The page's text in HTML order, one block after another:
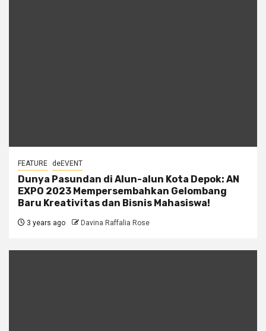
FEATURE deEVENT
Dunya Pasundan di Alun-alun Kota Depok: AN
EXPO 2023 Mempersembahkan Gelombang
Baru Kreativitas dan Bisnis Mahasiswa!
3 years ago Davina Raffalia Rose